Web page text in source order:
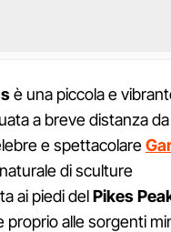
è una piccola e
a breve distanza da
e spettacolare
di sculture
ai piedi delPikes
proprio alle sorgenti